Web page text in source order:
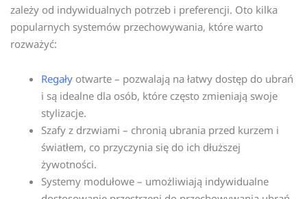
zależy od indywidualnych potrzeb i preferencji. Oto kilka
popularnych systemów przechowywania, które warto
rozważyć:
Regały otwarte – pozwalają na łatwy dostęp do ubrań
i są idealne dla osób, które często zmieniają swoje
stylizacje.
Szafy z drzwiami – chronią ubrania przed kurzem i
światłem, co przyczynia się do ich dłuższej
żywotności.
Systemy modułowe – umożliwiają indywidualne